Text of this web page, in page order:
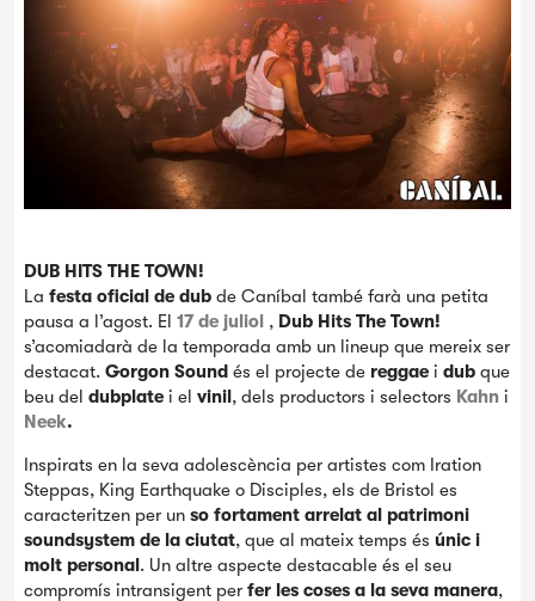
DUB HITS THE TOWN!
La festa oficial de dub de Caníbal també farà una petita
pausa a l’agost. El 17 de juliol , Dub Hits The Town!
s’acomiadarà de la temporada amb un lineup que mereix ser
destacat. Gorgon Sound és el projecte de reggae i dub que
beu del dubplate i el vinil, dels productors i selectors Kahn i
Neek.
Inspirats en la seva adolescència per artistes com Iration
Steppas, King Earthquake o Disciples, els de Bristol es
caracteritzen per un so fortament arrelat al patrimoni
soundsystem de la ciutat, que al mateix temps és únic i
molt personal. Un altre aspecte destacable és el seu
compromís intransigent per fer les coses a la seva manera,